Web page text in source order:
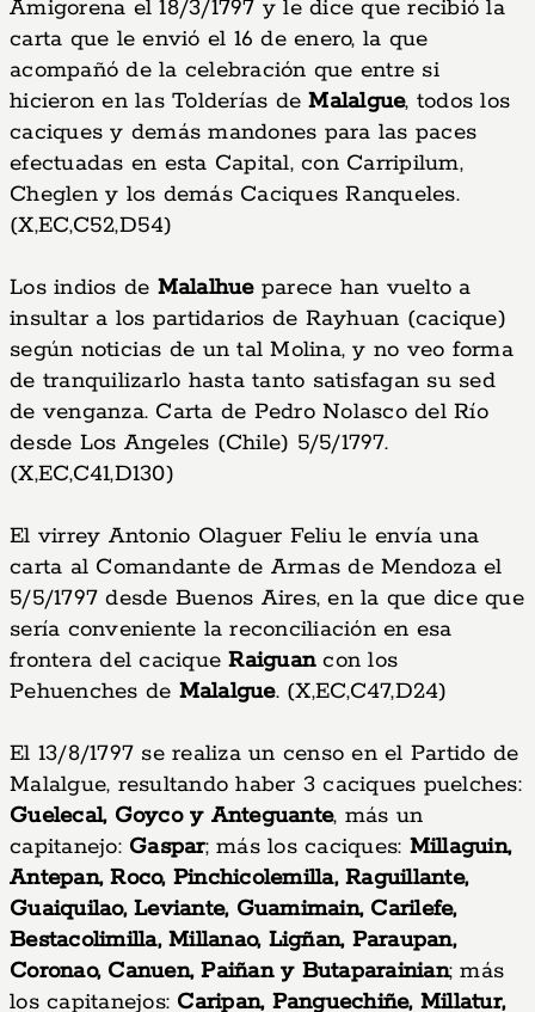
Amigorena el 18/3/1797 y le dice que recibió la
carta que le envió el 16 de enero, la que
acompañó de la celebración que entre si
hicieron en las Tolderías deMalalgue, todos los
caciques y demás mandones para las paces
efectuadas en esta Capital, con Carripilum,
Cheglen y los demás Caciques Ranqueles.
(X,EC,C52,D54)
Los indios de Malalhueparece han vuelto a
insultar a los partidarios de Rayhuan (cacique)
según noticias de un tal Molina, y no veo forma
de tranquilizarlo hasta tanto satisfagan su sed
de venganza. Carta de Pedro Nolasco del Río
desde Los Angeles (Chile) 5/5/1797.
(X,EC,C41,D130)
El virrey Antonio Olaguer Feliu le envía una
carta al Comandante de Armas de Mendoza el
5/5/1797 desde Buenos Aires, en la que dice que
sería conveniente la reconciliación en esa
frontera del caciqueRaiguancon los
Pehuenches de Malalgue. (X,EC,C47,D24)
El 13/8/1797 se realiza un censo en el Partido de
Malalgue, resultando haber 3 caciques puelches:
Guelecal, Goyco y Anteguante, más un
capitanejo: Gaspar; más los caciques: Millaguin,
Antepan, Roco, Pinchicolemilla, Raguillante,
Guaiquilao, Leviante, Guamimain, Carilefe,
Bestacolimilla, Millanao, Ligñan, Paraupan,
Coronao, Canuen, Paiñan y Butaparainian; más
los capitanejos: Caripan, Panguechiñe, Millatur,